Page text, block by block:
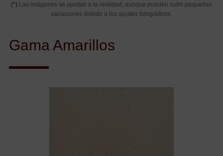
(*) Las imágenes se ajustan a la realidad, aunque pueden sufrir pequeñas
variaciones debido a los ajustes fotográficos.
Gama Amarillos